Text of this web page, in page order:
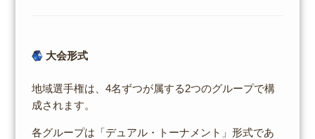
大会形式
地域選手権は、4名ずつが属する2つのグループで構
成されます。
各グループは「デュアル・トーナメント」形式であ